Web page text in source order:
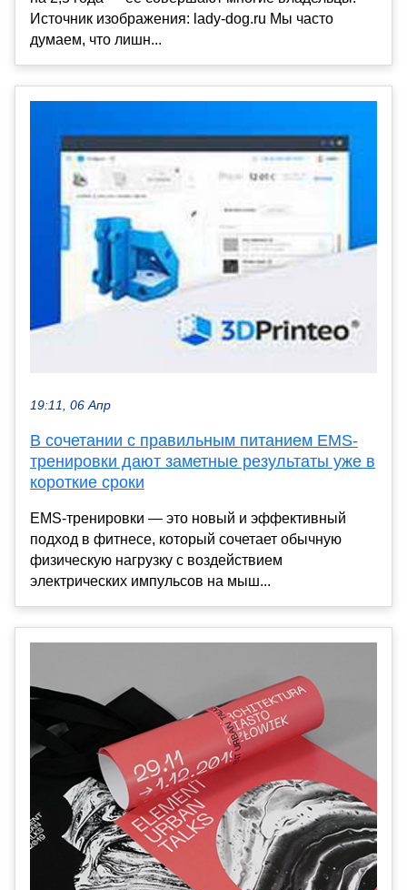
Источник изображения: lady-dog.ru Мы часто
думаем, что лишн...
19:11, 06 Апр
В сочетании с правильным питанием EMS-
тренировки дают заметные результаты уже в
короткие сроки
EMS-тренировки — это новый и эффективный
подход в фитнесе, который сочетает обычную
физическую нагрузку с воздействием
электрических импульсов на мыш...